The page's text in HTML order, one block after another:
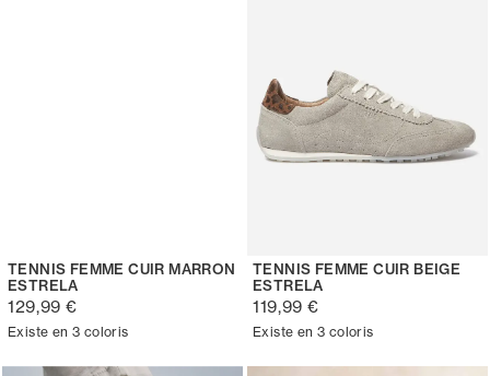
TENNIS FEMME CUIR MARRON
ESTRELA
129,99 €
Existe en 3 coloris
TENNIS FEMME CUIR BEIGE
ESTRELA
119,99 €
Existe en 3 coloris